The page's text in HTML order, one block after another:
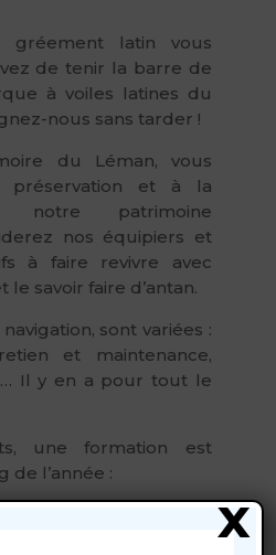
latin vous
de tenir la barre de
à voiles latines du
nous sans tarder !
du Léman, vous
préservation et à la
notre patrimoine
nos équipiers et
à faire revivre avec
le savoir faire d’antan.
sont variées :
et maintenance,
Il y en a pour tout le
une formation est
de l’année :
x